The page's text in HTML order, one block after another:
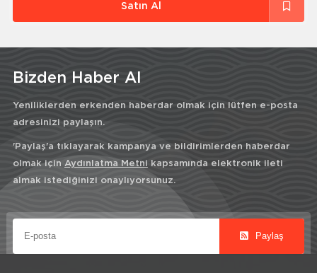
Satın Al
Bizden Haber Al
Yeniliklerden erkenden haberdar olmak için lütfen e-posta
adresinizi paylaşın.
'Paylaş'a tıklayarak kampanya ve bildirimlerden haberdar
olmak için Aydınlatma Metni kapsamında elektronik ileti
almak istediğinizi onaylıyorsunuz.
Paylaş